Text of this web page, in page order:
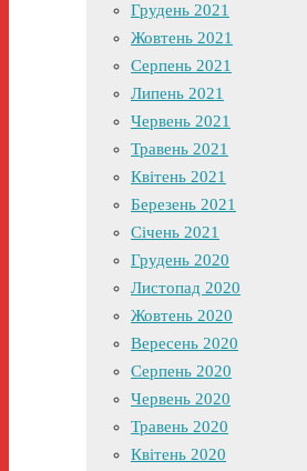
Грудень 2021
Жовтень 2021
Серпень 2021
Липень 2021
Червень 2021
Травень 2021
Квітень 2021
Березень 2021
Січень 2021
Грудень 2020
Листопад 2020
Жовтень 2020
Вересень 2020
Серпень 2020
Червень 2020
Травень 2020
Квітень 2020